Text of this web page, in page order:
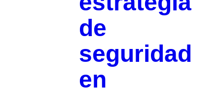
de
seguridad
en